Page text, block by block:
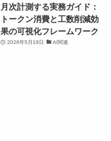
月次計測する実務ガイド：
トークン消費と工数削減効
果の可視化フレームワーク
2026年5月19日 AI関連